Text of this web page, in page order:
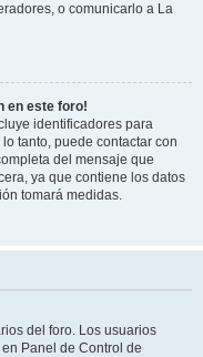
o comunicarlo a La
en este foro!
identificadores para
tanto, puede contactar con
del mensaje que
ya que contiene los datos
tomará medidas.
del foro. Los usuarios
Panel de Control de